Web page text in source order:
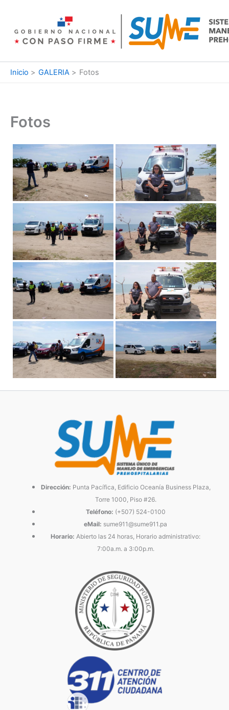
contenido
Inicio GALERIA Fotos
Fotos
Dirección: Punta Pacífica, Edificio Oceanía Business Plaza,
Torre 1000, Piso #26.
Teléfono: (+507) 524-0100
eMail: sume911@sume911.pa
Horario: Abierto las 24 horas, Horario administrativo:
7:00a.m. a 3:00p.m.